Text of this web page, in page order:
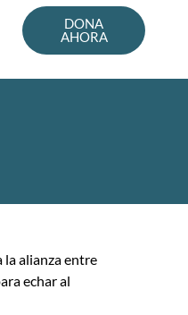
DONA
AHORA
la alianza entre
echar al